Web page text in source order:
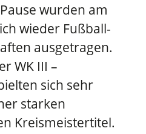
wurden am
wieder Fußball-
ausgetragen.
WK III –
sich sehr
starken
Kreismeistertitel.